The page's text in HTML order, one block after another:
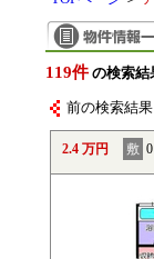
119件 の検索結
前の検索結果
2.4 万円 敷